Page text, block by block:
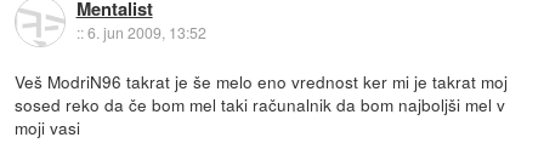
Mentalist
::6. jun 2009, 13:52
Veš ModriN96 takrat je še melo eno vrednost ker mi je takrat moj
sosed reko da če bom mel taki računalnik da bom najboljši mel v
moji vasi